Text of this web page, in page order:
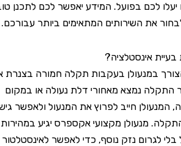
בפועל. המידע יאפשר לכם לתכנן טוב
השירותים המתאימים ביותר עבורכם.
אינסטלציה?
בעקבות תקלה חמורה בצנרת או
נמצא מאחורי דלת נעולה או במקום
חייב לפרוץ את המנעול ולאפשר גישה
מנעולן מקצועי אקספרס יגיע במהירות
נזק נוסף, כדי לאפשר לאינסטלטור